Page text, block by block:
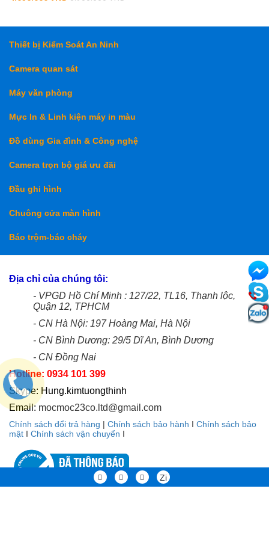
Zi
Thiết bị Kiểm Soát An Ninh
Camera quan sát
Máy văn phòng
Mực In & Linh kiện máy in màu
Đồ dùng Gia đình & Công nghệ
Camera trọn bộ giá ưu đãi
Đầu ghi hình
Chuông cửa màn hình
Báo trộm-báo cháy
Địa chỉ của chúng tôi:
- VPGD Hồ Chí Minh : 127/22, TL16, Thạnh lộc,
Quận 12, TPHCM
- CN Hà Nội: 197 Hoàng Mai, Hà Nội
- CN Bình Dương: 29/5 Dĩ An, Bình Dương
- CN Đồng Nai
Hotline: 0934 101 399
Skype: Hung.kimtuongthinh
Email: mocmoc23co.ltd@gmail.com
Chính sách đổi trả hàng | Chính sách bảo hành I Chính sách bảo
mật I Chính sách vận chuyển I